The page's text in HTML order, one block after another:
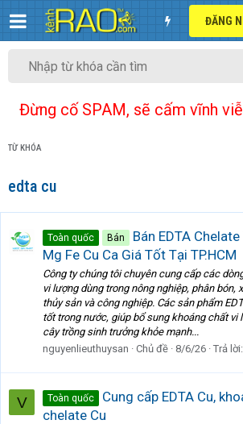
Đừng cố SPAM, sẽ cấm vĩnh
TỪ KHÓA
edta cu
Toàn quốc Bán
Bán EDTA
Mg Fe Cu Ca Giá Tốt Tại TP.HCM
Công ty chúng tôi chuyên cung cấp các
vi lượng dùng trong nông nghiệp, phân bón,
thủy sản và công nghiệp. Các sản phẩm
tốt trong nước, giúp bổ sung khoáng chất vi
cây trồng sinh trưởng khỏe mạnh...
nguyenlieuthuysan
Chủ đề 8/6/26 Trả
V Toàn quốc
Cung cấp EDTA Cu,
chelate Cu